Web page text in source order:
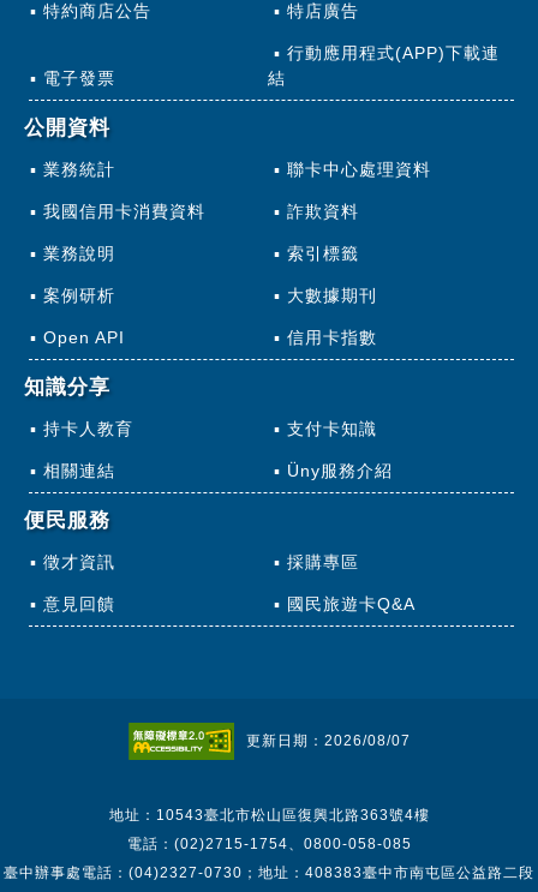
特約商店公告 特店廣告
電子發票
行動應用程式(APP)下載連
結
公開資料
業務統計 聯卡中心處理資料
我國信用卡消費資料 詐欺資料
業務說明 索引標籤
案例研析 大數據期刊
Open API 信用卡指數
知識分享
持卡人教育 支付卡知識
相關連結 Üny服務介紹
便民服務
徵才資訊 採購專區
意見回饋 國民旅遊卡Q&A
更新日期：2026/08/07
地址：10543臺北市松山區復興北路363號4樓
電話：(02)2715-1754、0800-058-085
臺中辦事處電話：(04)2327-0730；地址：408383臺中市南屯區公益路二段